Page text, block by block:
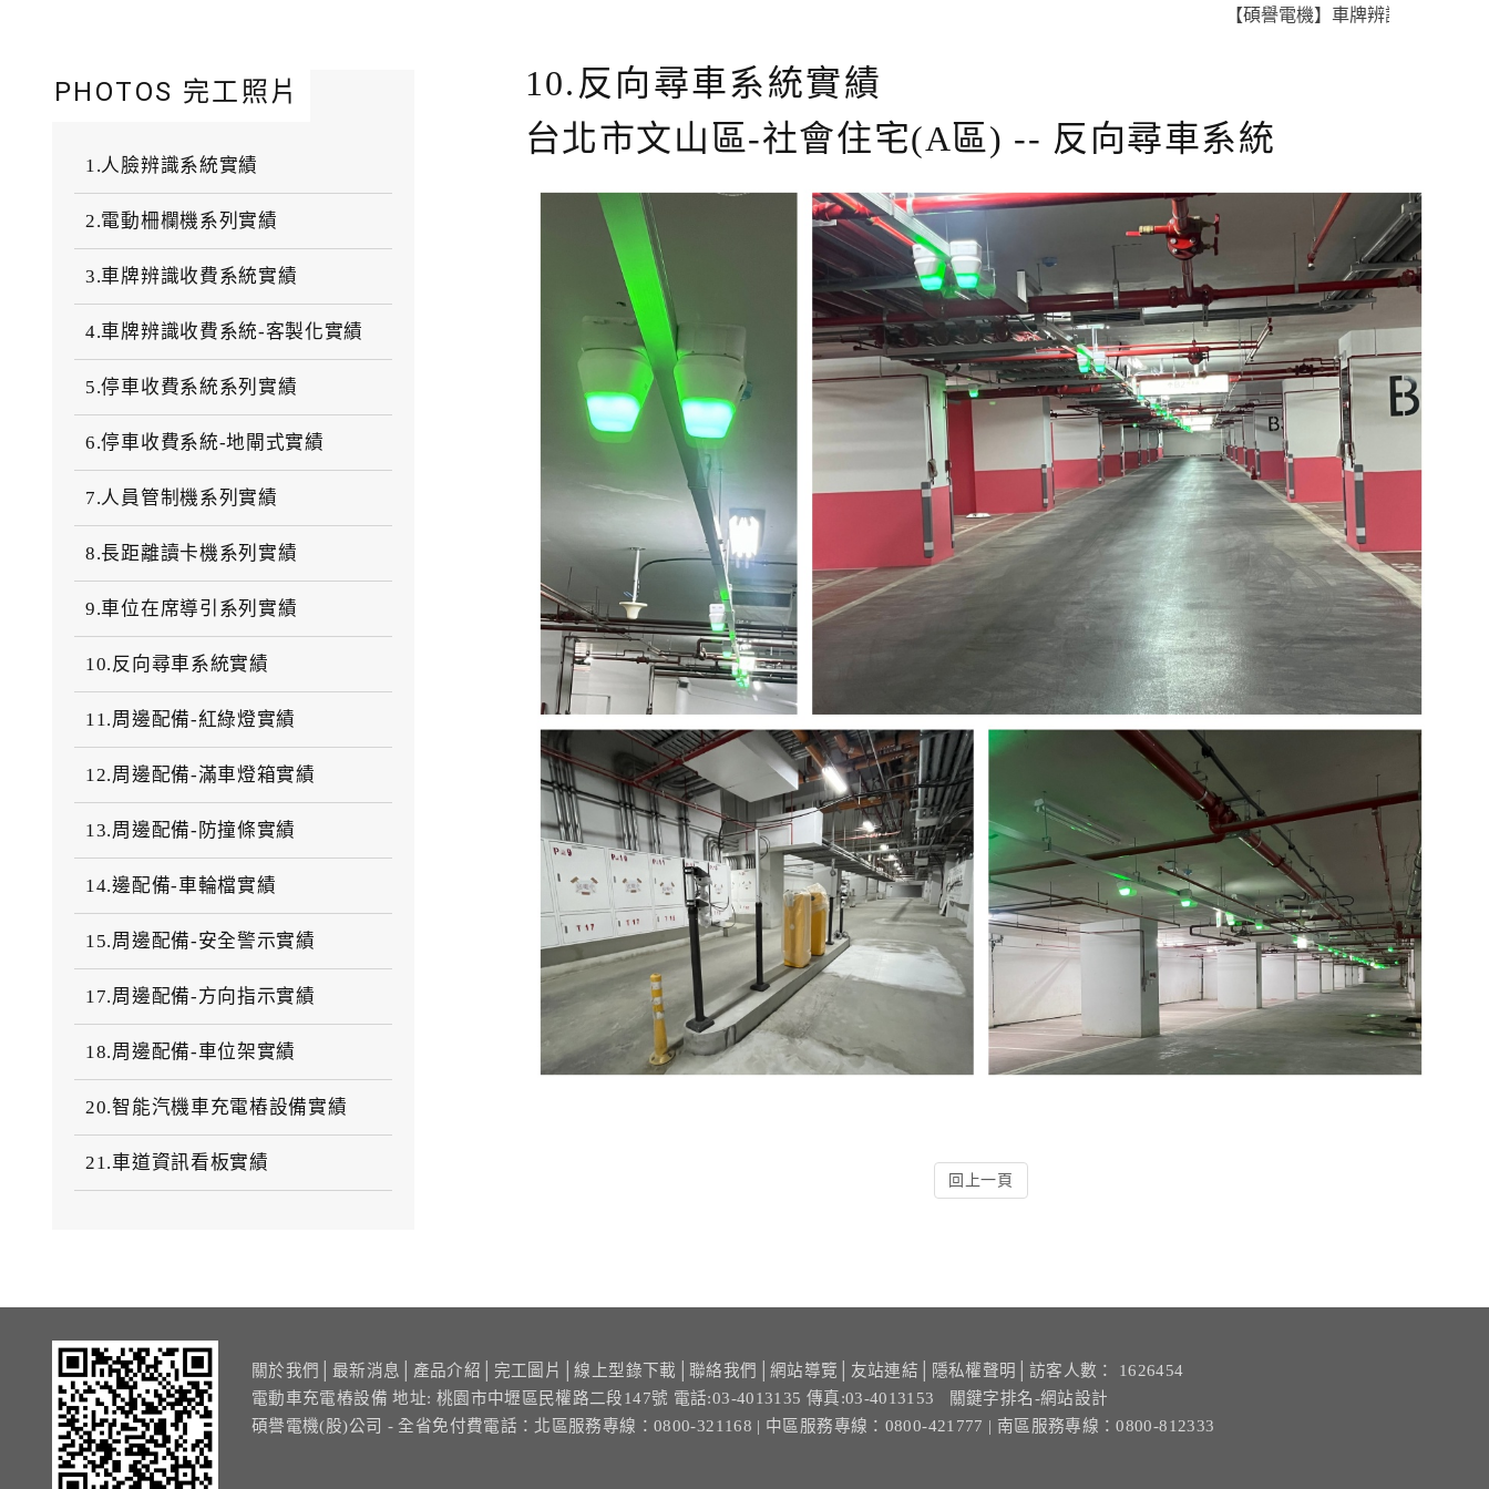
【碩譽電機】車牌辨識 X 智慧通關 X
PHOTOS 完工照片
1.人臉辨識系統實績
2.電動柵欄機系列實績
3.車牌辨識收費系統實績
4.車牌辨識收費系統-客製化實績
5.停車收費系統系列實績
6.停車收費系統-地閘式實績
7.人員管制機系列實績
8.長距離讀卡機系列實績
9.車位在席導引系列實績
10.反向尋車系統實績
11.周邊配備-紅綠燈實績
12.周邊配備-滿車燈箱實績
13.周邊配備-防撞條實績
14.邊配備-車輪檔實績
15.周邊配備-安全警示實績
17.周邊配備-方向指示實績
18.周邊配備-車位架實績
20.智能汽機車充電樁設備實績
21.車道資訊看板實績
10.反向尋車系統實績
台北市文山區-社會住宅(A區) -- 反向尋車系統
回上一頁
關於我們 最新消息 產品介紹 完工圖片 │線上型錄下載 │聯絡我們 網站導覽 友站連結 隱私權聲明
│訪客人數： 1626454
電動車充電樁設備 地址: 桃園市中壢區民權路二段147號 電話:03-4013135 傳真:03-4013153
關鍵字排名-網站設計
碩譽電機(股)公司 - 全省免付費電話： 北區服務專線：0800-321168 | 中區服務專線：0800-421777 | 南區服務專線：0800-812333